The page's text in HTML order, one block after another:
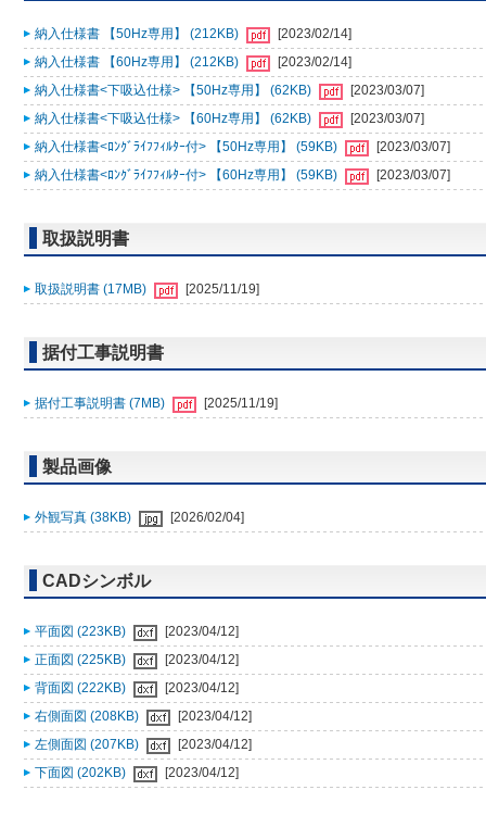
納入仕様書 【50Hz専用】 (212KB)
[2023/02/14]
納入仕様書 【60Hz専用】 (212KB)
[2023/02/14]
納入仕様書<下吸込仕様> 【50Hz専用】 (62KB)
[2023/03/07]
納入仕様書<下吸込仕様> 【60Hz専用】 (62KB)
[2023/03/07]
納入仕様書<ﾛﾝｸﾞﾗｲﾌﾌｨﾙﾀｰ付> 【50Hz専用】 (59KB)
[2023/03/07]
納入仕様書<ﾛﾝｸﾞﾗｲﾌﾌｨﾙﾀｰ付> 【60Hz専用】 (59KB)
[2023/03/07]
取扱説明書
取扱説明書 (17MB) [2025/11/19]
据付工事説明書
据付工事説明書 (7MB) [2025/11/19]
製品画像
外観写真 (38KB) [2026/02/04]
CADシンボル
平面図 (223KB)
[2023/04/12]
正面図 (225KB)
[2023/04/12]
背面図 (222KB)
[2023/04/12]
右側面図 (208KB)
[2023/04/12]
左側面図 (207KB)
[2023/04/12]
下面図 (202KB)
[2023/04/12]